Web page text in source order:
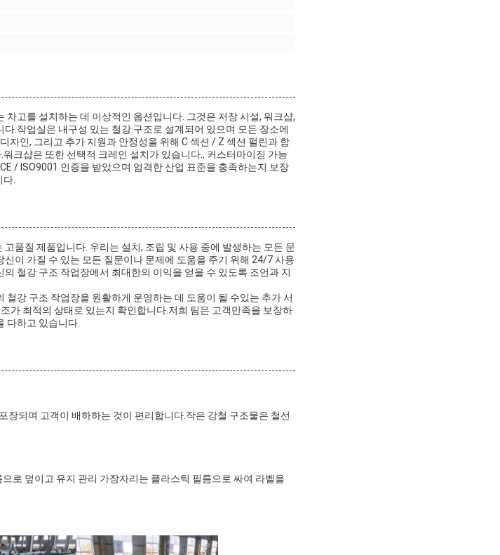
고를 설치하는 데 이상적인 옵션입니다. 그것은 저장 시설, 워크샵,
.작업실은 내구성 있는 철강 구조로 설계되어 있으며 모든 장소에
자인, 그리고 추가 지원과 안정성을 위해 C 섹션 / Z 섹션 펄린과 함
크샵은 또한 선택적 크레인 설치가 있습니다., 커스터마이징 가능
/ ISO9001 인증을 받았으며 엄격한 산업 표준을 충족하는지 보장
.
품질 제품입니다. 우리는 설치, 조립 및 사용 중에 발생하는 모든 문
이 가질 수 있는 모든 질문이나 문제에 도움을 주기 위해 24/7 사용
철강 구조 작업장에서 최대한의 이익을 얻을 수 있도록 조언과 지
강 구조 작업장을 원활하게 운영하는 데 도움이 될 수있는 추가 서
가 최적의 상태로 있는지 확인합니다.저희 팀은 고객만족을 보장하
다하고 있습니다.
장되며 고객이 배하하는 것이 편리합니다.작은 강철 구조물은 철선
로 덮이고 유지 관리 가장자리는 플라스틱 필름으로 싸여 라벨을